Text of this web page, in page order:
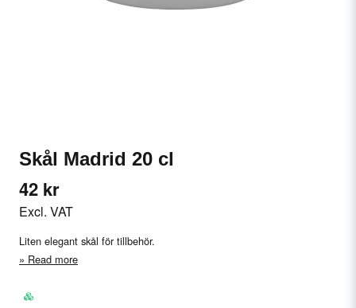
Skål Madrid 20 cl
42 kr
Excl. VAT
Liten elegant skål för tillbehör.
Read more